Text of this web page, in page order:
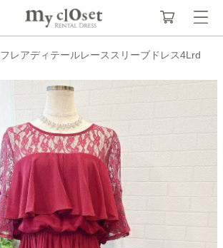
フレアディテールレーススリーブドレス4Lrd